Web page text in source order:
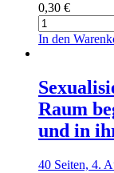
0,30 €
Regeln
zur
In den
Raum
und in
40 Seiten, 4.